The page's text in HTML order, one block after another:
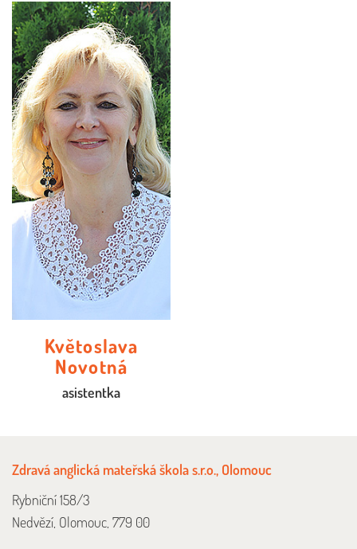
Květoslava
Novotná
asistentka
Zdravá anglická mateřská škola s.r.o., Olomouc
Rybniční 158/3
Nedvězí, Olomouc, 779 00